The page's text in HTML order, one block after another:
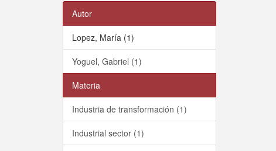
Autor
Lopez, María (1)
Yoguel, Gabriel (1)
Materia
Industria de transformación (1)
Industrial sector (1)